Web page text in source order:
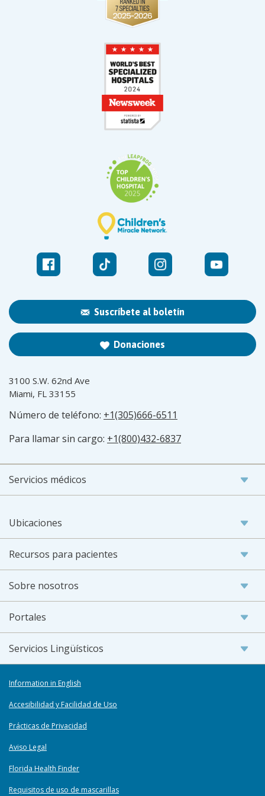
Suscríbete al boletín
Donaciones
3100 S.W. 62nd Ave
Miami, FL 33155
Número de teléfono: +1(305)666-6511
Para llamar sin cargo: +1(800)432-6837
Servicios médicos
Ubicaciones
Recursos para pacientes
Sobre nosotros
Portales
Servicios Lingüísticos
Information in English
Accesibilidad y Facilidad de Uso
Prácticas de Privacidad
Aviso Legal
Florida Health Finder
Requisitos de uso de mascarillas